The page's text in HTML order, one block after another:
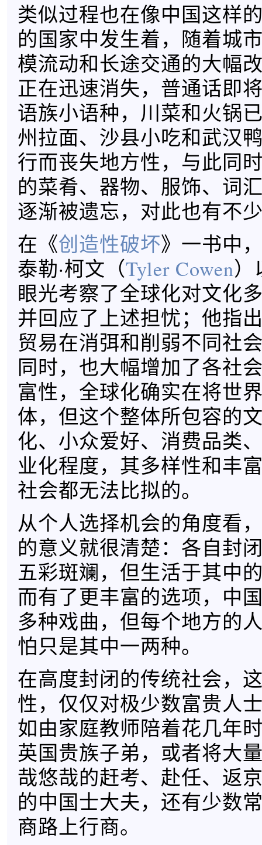
类似过程也在像中国这样
的国家中发生着，随着城
模流动和长途交通的大幅
正在迅速消失，普通话即
语族小语种，川菜和火锅
州拉面、沙县小吃和武汉
行而丧失地方性，与此同
的菜肴、器物、服饰、词
逐渐被遗忘，对此也有不
在《创造性破坏》一书中
泰勒·柯文（Tyler Cowen）
眼光考察了全球化对文化
并回应了上述担忧；他指
贸易在消弭和削弱不同社
同时，也大幅增加了各社
富性，全球化确实在将世
体，但这个整体所包容的
化、小众爱好、消费品类
业化程度，其多样性和丰
社会都无法比拟的。
从个人选择机会的角度看
的意义就很清楚：各自封
五彩斑斓，但生活于其中
而有了更丰富的选项，中
多种戏曲，但每个地方的
怕只是其中一两种。
在高度封闭的传统社会，
性，仅仅对极少数富贵人
如由家庭教师陪着花几年
英国贵族子弟，或者将大
哉悠哉的赶考、赴任、返
的中国士大夫，还有少数
商路上行商。